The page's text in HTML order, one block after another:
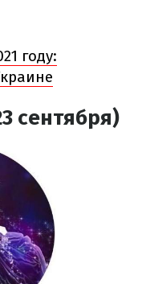
году:
сентября)